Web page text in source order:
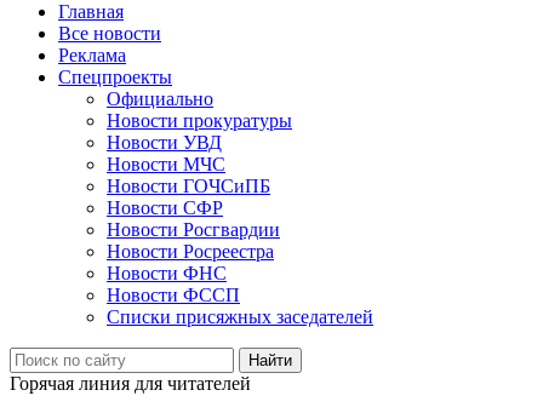
Главная
Все новости
Реклама
Спецпроекты
Официально
Новости прокуратуры
Новости УВД
Новости МЧС
Новости ГОЧСиПБ
Новости СФР
Новости Росгвардии
Новости Росреестра
Новости ФНС
Новости ФССП
Списки присяжных заседателей
Горячая линия для читателей